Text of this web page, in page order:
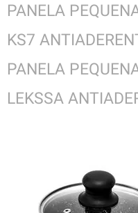
PANELA
KS7
PANELA
LEKSSA